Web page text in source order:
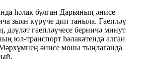
һәлак булган Дарьяның әнисе
зыян күрүче дип таныла. Гаепләү
дәүләт гаепләүчесе берничә минут
юл-транспорт һәлакәтендә алган
әнисе моны тыңлаганда